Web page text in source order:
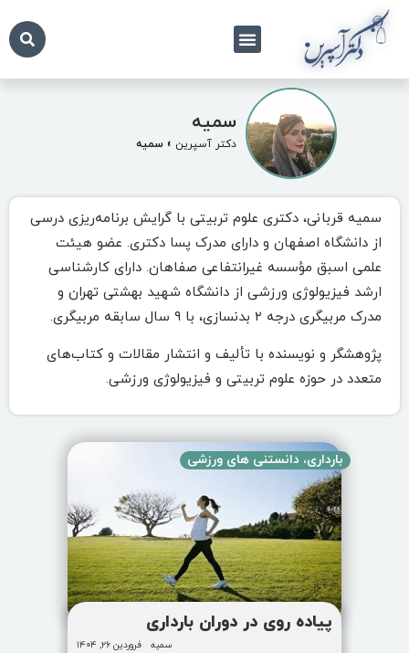
سمیه
دکتر آسپرین »سمیه
سمیه قربانی، دکتری علوم تربیتی با گرایش برنامه‌ریزی درسی
از دانشگاه اصفهان و دارای مدرک پسا دکتری. عضو هیئت
علمی اسبق مؤسسه غیرانتفاعی صفاهان. دارای کارشناسی
ارشد فیزیولوژی ورزشی از دانشگاه شهید بهشتی تهران و
مدرک مربیگری درجه ۲ بدنسازی، با ۹ سال سابقه مربیگری.
پژوهشگر و نویسنده با تألیف و انتشار مقالات و کتاب‌های
متعدد در حوزه علوم تربیتی و فیزیولوژی ورزشی.
بارداری، دانستنی های ورزشی
پیاده روی در دوران بارداری
سمیه فروردین ۲۶, ۱۴۰۴